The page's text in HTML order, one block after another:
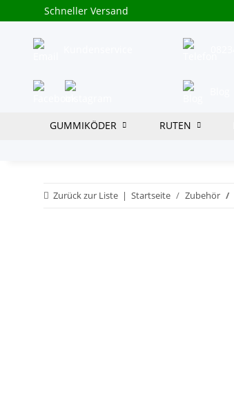
Schneller Versand
GUMMIKÖDER RUTEN
Zurück zur Liste Startseite Zubehör